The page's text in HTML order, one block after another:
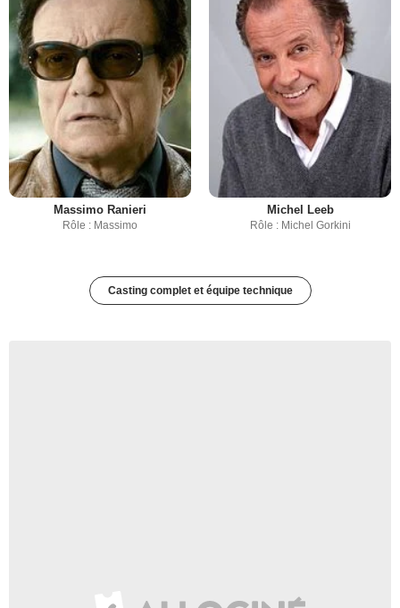
Massimo Ranieri
Rôle : Massimo
Michel Leeb
Rôle : Michel Gorkini
Casting complet et équipe technique